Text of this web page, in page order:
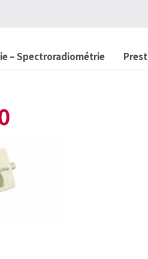
– Spectroradiométrie